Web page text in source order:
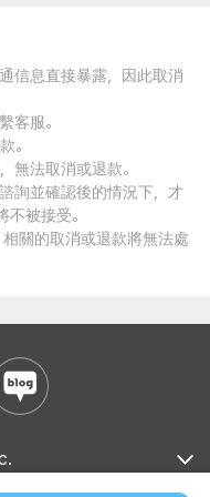
信息直接暴露，因此取消
客服。
。
無法取消或退款。
詢並確認後的情況下，才
被接受。
關的取消或退款將無法處